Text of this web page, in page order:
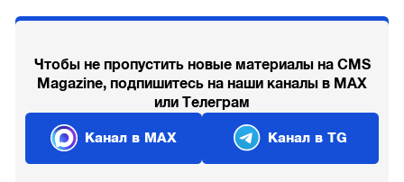
Чтобы не пропустить новые материалы на CMS
Magazine, подпишитесь на наши каналы в MAX
или Телеграм
Канал в MAX Канал в TG